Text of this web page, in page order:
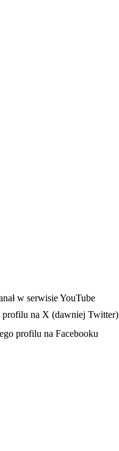
karcie
w serwisie YouTube
profilu na X (dawniej Twitter)
karcie
profilu na Facebooku